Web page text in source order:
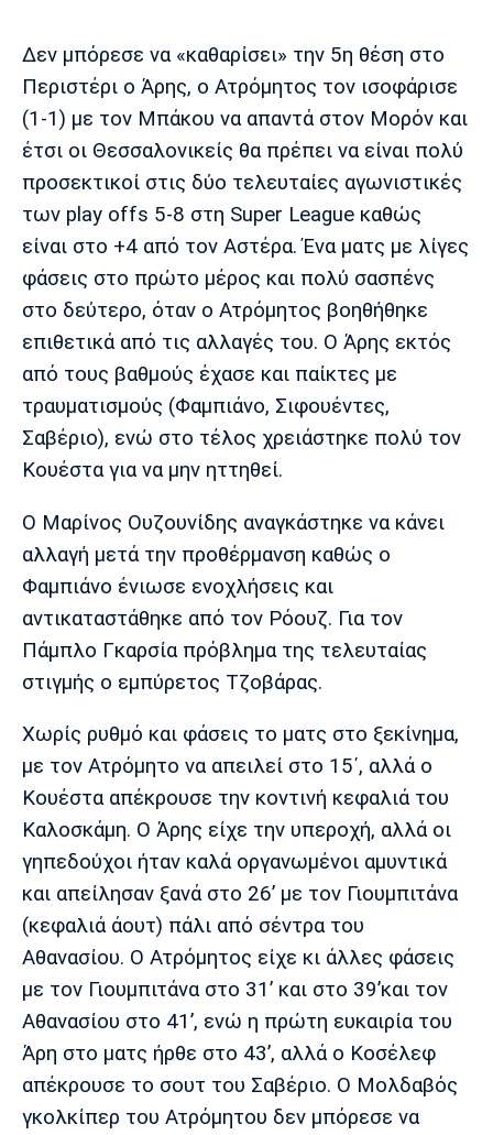
Πολιτισμός
Τραγούδια
Cine Spot
Media
Παρασκήνιο
Πρόγραμμα TV
Ιωνικός Κηφισιά Πανσερραϊκός
Μπαρτσελόνα
Ρεάλ
Μαδρίτης
Ατλέτικο
Μαδρίτης
Μάντσεστερ
Γιουνάιτεντ
Τσέλσι Άρσεναλ
Σίτι
Ίντερ Μίλαν Μπάγερν
Μπορούσια
Ντόρτμουντ
Παρί Σεν
Ζερμέν
Μαρσέιγ
Μονακό
Ερυθρός
Αστέρας
Τότεναμ
Πόρτο Μπενφίκα
Δεν μπόρεσε να «καθαρίσει» την 5η θέση στο
Περιστέρι ο Άρης, ο Ατρόμητος τον ισοφάρισε
(1-1) με τον Μπάκου να απαντά στον Μορόν και
έτσι οι Θεσσαλονικείς θα πρέπει να είναι πολύ
προσεκτικοί στις δύο τελευταίες αγωνιστικές
των play offs 5-8 στη Super League καθώς
είναι στο +4 από τον Αστέρα. Ένα ματς με λίγες
φάσεις στο πρώτο μέρος και πολύ σασπένς
στο δεύτερο, όταν ο Ατρόμητος βοηθήθηκε
επιθετικά από τις αλλαγές του. Ο Άρης εκτός
από τους βαθμούς έχασε και παίκτες με
τραυματισμούς (Φαμπιάνο, Σιφουέντες,
Σαβέριο), ενώ στο τέλος χρειάστηκε πολύ τον
Κουέστα για να μην ηττηθεί.
Ο Μαρίνος Ουζουνίδης αναγκάστηκε να κάνει
αλλαγή μετά την προθέρμανση καθώς ο
Φαμπιάνο ένιωσε ενοχλήσεις και
αντικαταστάθηκε από τον Ρόουζ. Για τον
Πάμπλο Γκαρσία πρόβλημα της τελευταίας
στιγμής ο εμπύρετος Τζοβάρας.
Χωρίς ρυθμό και φάσεις το ματς στο ξεκίνημα,
με τον Ατρόμητο να απειλεί στο 15΄, αλλά ο
Κουέστα απέκρουσε την κοντινή κεφαλιά του
Καλοσκάμη. Ο Άρης είχε την υπεροχή, αλλά οι
γηπεδούχοι ήταν καλά οργανωμένοι αμυντικά
και απείλησαν ξανά στο 26’ με τον Γιουμπιτάνα
(κεφαλιά άουτ) πάλι από σέντρα του
Αθανασίου. Ο Ατρόμητος είχε κι άλλες φάσεις
με τον Γιουμπιτάνα στο 31’ και στο 39’και τον
Αθανασίου στο 41’, ενώ η πρώτη ευκαιρία του
Άρη στο ματς ήρθε στο 43’, αλλά ο Κοσέλεφ
απέκρουσε το σουτ του Σαβέριο. Ο Μολδαβός
γκολκίπερ του Ατρόμητου δεν μπόρεσε να